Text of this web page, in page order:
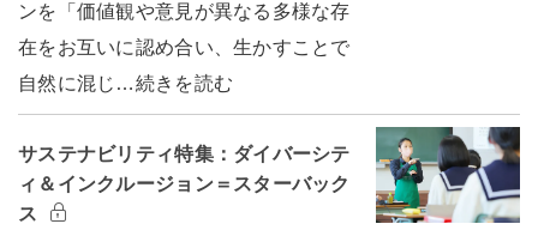
ンを「価値観や意見が異なる多様な存
在をお互いに認め合い、生かすことで
自然に混じ…続きを読む
サステナビリティ特集：ダイバーシテ
ィ＆インクルージョン＝スターバック
ス